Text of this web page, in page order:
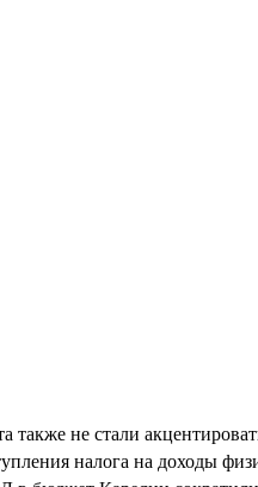
также не стали
налога на доходы